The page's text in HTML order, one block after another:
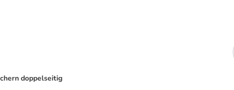
doppelseitig